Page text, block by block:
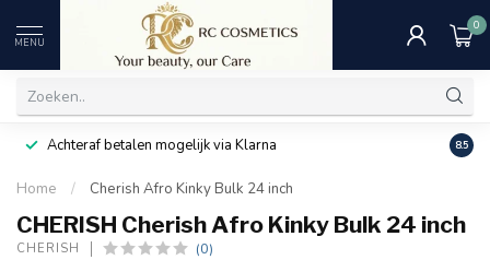
MENU
0
Achteraf betalen mogelijk via Klarna 8.5
Home / Cherish Afro Kinky Bulk 24 inch
CHERISH Cherish Afro Kinky Bulk 24 inch
CHERISH (0)